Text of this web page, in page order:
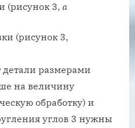
(рисунок 3, а
(рисунок 3,
детали размерами
на величину
обработку) и
углов 3 нужны